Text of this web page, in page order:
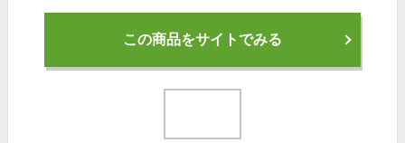
この商品をサイトでみる